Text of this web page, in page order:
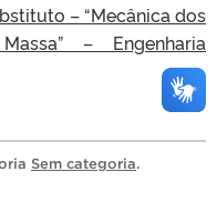
– “Mecânica dos
– Engenharia
Sem categoria.